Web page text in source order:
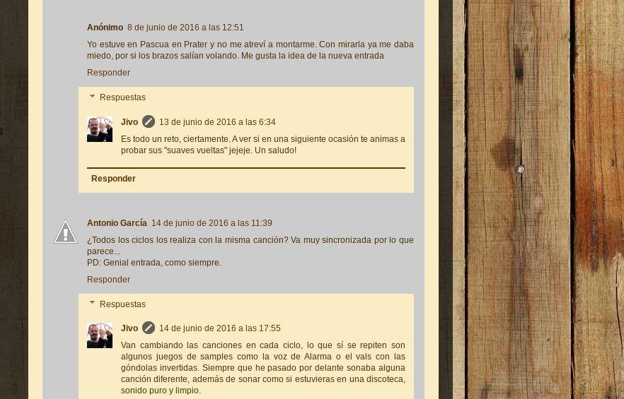
Anónimo 8 de junio de 2016 a las 12:51
Yo estuve en Pascua en Prater y no me atreví a montarme. Con mirarla ya me daba
miedo, por si los brazos salían volando. Me gusta la idea de la nueva entrada
Responder
Respuestas
Jivo
13 de junio de 2016 a las 6:34
Es todo un reto, ciertamente. A ver si en una siguiente ocasión te animas a
probar sus "suaves vueltas" jejeje. Un saludo!
Responder
Antonio García 14 de junio de 2016 a las 11:39
¿Todos los ciclos los realiza con la misma canción? Va muy sincronizada por lo que
parece...
PD: Genial entrada, como siempre.
Responder
Respuestas
Jivo
14 de junio de 2016 a las 17:55
Van cambiando las canciones en cada ciclo, lo que sí se repiten son
algunos juegos de samples como la voz de Alarma o el vals con las
góndolas invertidas. Siempre que he pasado por delante sonaba alguna
canción diferente, además de sonar como si estuvieras en una discoteca,
sonido puro y limpio.